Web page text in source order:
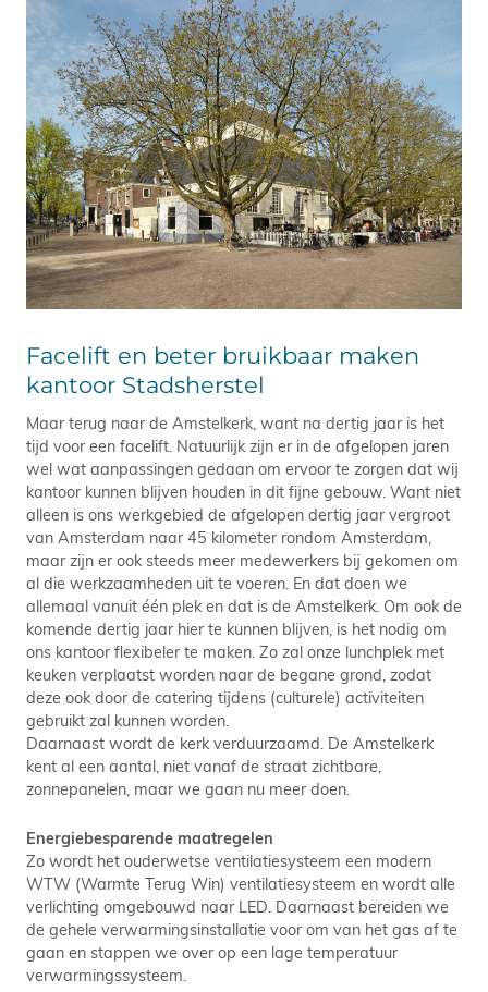
Facelift en beter bruikbaar maken
kantoor Stadsherstel
Maar terug naar de Amstelkerk, want na dertig jaar is het
tijd voor een facelift. Natuurlijk zijn er in de afgelopen jaren
wel wat aanpassingen gedaan om ervoor te zorgen dat wij
kantoor kunnen blijven houden in dit fijne gebouw. Want niet
alleen is ons werkgebied de afgelopen dertig jaar vergroot
van Amsterdam naar 45 kilometer rondom Amsterdam,
maar zijn er ook steeds meer medewerkers bij gekomen om
al die werkzaamheden uit te voeren. En dat doen we
allemaal vanuit één plek en dat is de Amstelkerk. Om ook de
komende dertig jaar hier te kunnen blijven, is het nodig om
ons kantoor flexibeler te maken. Zo zal onze lunchplek met
keuken verplaatst worden naar de begane grond, zodat
deze ook door de catering tijdens (culturele) activiteiten
gebruikt zal kunnen worden.
Daarnaast wordt de kerk verduurzaamd. De Amstelkerk
kent al een aantal, niet vanaf de straat zichtbare,
zonnepanelen, maar we gaan nu meer doen.
Energiebesparende maatregelen
Zo wordt het ouderwetse ventilatiesysteem een modern
WTW (Warmte Terug Win) ventilatiesysteem en wordt alle
verlichting omgebouwd naar LED. Daarnaast bereiden we
de gehele verwarmingsinstallatie voor om van het gas af te
gaan en stappen we over op een lage temperatuur
verwarmingssysteem.